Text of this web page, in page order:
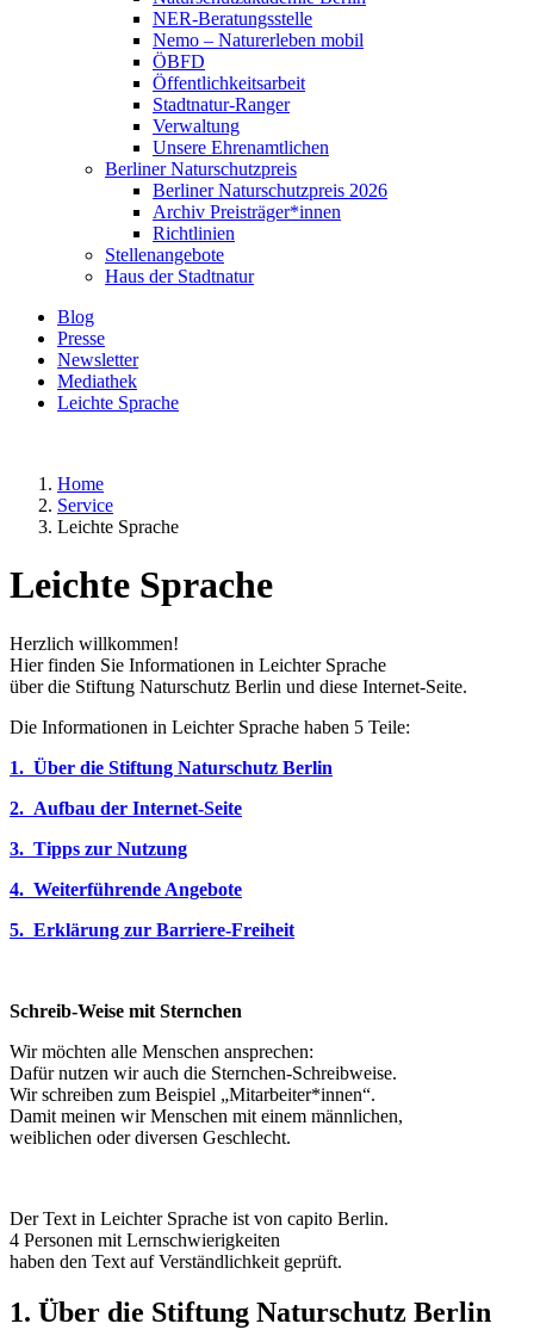
NER-Beratungsstelle
Nemo – Naturerleben mobil
ÖBFD
Öffentlichkeitsarbeit
Stadtnatur-Ranger
Verwaltung
Unsere Ehrenamtlichen
Berliner Naturschutzpreis
Berliner Naturschutzpreis 2026
Archiv Preisträger*innen
Richtlinien
Stellenangebote
Haus der Stadtnatur
Blog
Presse
Newsletter
Mediathek
Leichte Sprache
Home
Service
Leichte Sprache
Leichte Sprache
Herzlich willkommen!
Hier finden Sie Informationen in Leichter Sprache
über die Stiftung Naturschutz Berlin und diese Internet-Seite.
Die Informationen in Leichter Sprache haben 5 Teile:
1. Über die Stiftung Naturschutz Berlin
2. Aufbau der Internet-Seite
3. Tipps zur Nutzung
4. Weiterführende Angebote
5. Erklärung zur Barriere-Freiheit
Schreib-Weise mit Sternchen
Wir möchten alle Menschen ansprechen:
Dafür nutzen wir auch die Sternchen-Schreibweise.
Wir schreiben zum Beispiel „Mitarbeiter*innen“.
Damit meinen wir Menschen mit einem männlichen,
weiblichen oder diversen Geschlecht.
Der Text in Leichter Sprache ist von capito Berlin.
4 Personen mit Lernschwierigkeiten
haben den Text auf Verständlichkeit geprüft.
1. Über die Stiftung Naturschutz Berlin